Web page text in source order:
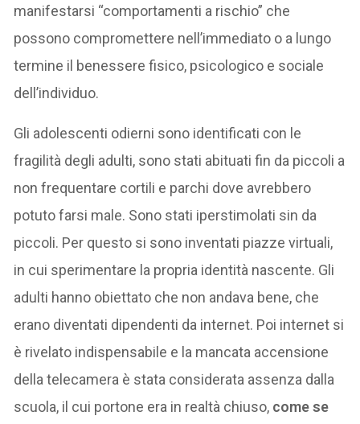
manifestarsi “comportamenti a rischio” che
possono compromettere nell’immediato o a lungo
termine il benessere fisico, psicologico e sociale
dell’individuo.
Gli adolescenti odierni sono identificati con le
fragilità degli adulti, sono stati abituati fin da piccoli a
non frequentare cortili e parchi dove avrebbero
potuto farsi male. Sono stati iperstimolati sin da
piccoli. Per questo si sono inventati piazze virtuali,
in cui sperimentare la propria identità nascente. Gli
adulti hanno obiettato che non andava bene, che
erano diventati dipendenti da internet. Poi internet si
è rivelato indispensabile e la mancata accensione
della telecamera è stata considerata assenza dalla
scuola, il cui portone era in realtà chiuso, come se